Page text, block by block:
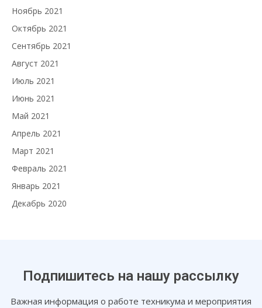
Ноябрь 2021
Октябрь 2021
Сентябрь 2021
Август 2021
Июль 2021
Июнь 2021
Май 2021
Апрель 2021
Март 2021
Февраль 2021
Январь 2021
Декабрь 2020
Подпишитесь на нашу рассылку
Важная информация о работе техникума и мероприятия